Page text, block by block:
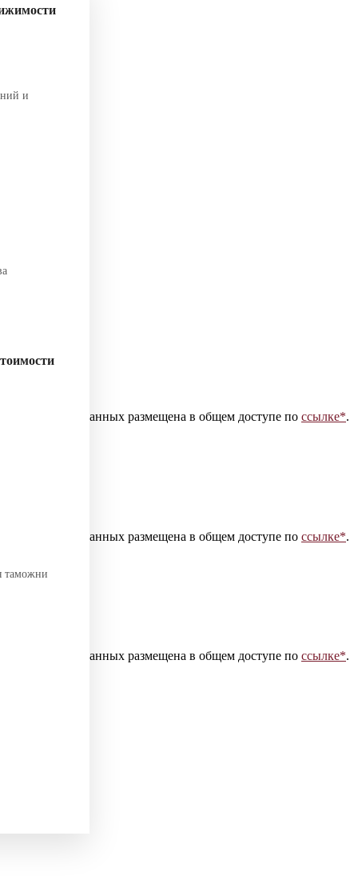
и
таможни
данных размещена в общем доступе по ссылке*.
данных размещена в общем доступе по ссылке*.
данных размещена в общем доступе по ссылке*.